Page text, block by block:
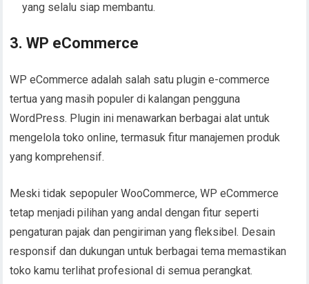
yang selalu siap membantu.
3. WP eCommerce
WP eCommerce adalah salah satu plugin e-commerce
tertua yang masih populer di kalangan pengguna
WordPress. Plugin ini menawarkan berbagai alat untuk
mengelola toko online, termasuk fitur manajemen produk
yang komprehensif.
Meski tidak sepopuler WooCommerce, WP eCommerce
tetap menjadi pilihan yang andal dengan fitur seperti
pengaturan pajak dan pengiriman yang fleksibel. Desain
responsif dan dukungan untuk berbagai tema memastikan
toko kamu terlihat profesional di semua perangkat.